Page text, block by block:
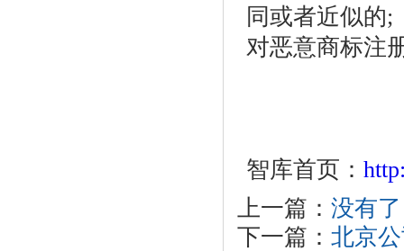
同或者近似的;
对恶意商标注
智库首页：
上一篇： 没有
下一篇： 北京